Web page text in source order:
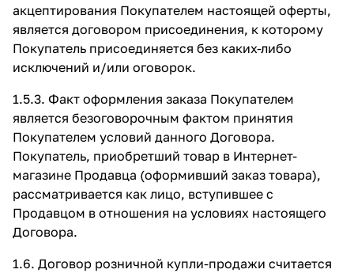
акцептирования Покупателем настоящей оферты,
является договором присоединения, к которому
Покупатель присоединяется без каких-либо
исключений и/или оговорок.
1.5.3. Факт оформления заказа Покупателем
является безоговорочным фактом принятия
Покупателем условий данного Договора.
Покупатель, приобретший товар в Интернет-
магазине Продавца (оформивший заказ товара),
рассматривается как лицо, вступившее с
Продавцом в отношения на условиях настоящего
Договора.
1.6. Договор розничной купли-продажи считается